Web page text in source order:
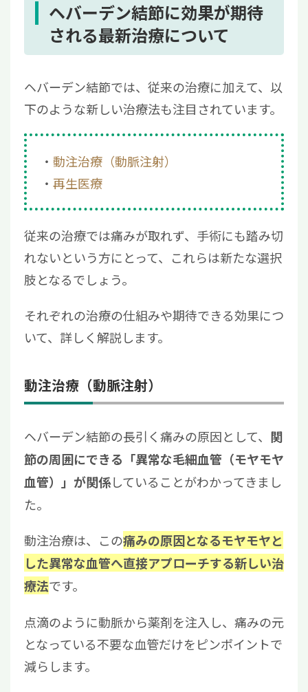
ヘバーデン結節に効果が期待
される最新治療について
ヘバーデン結節では、従来の治療に加えて、以
下のような新しい治療法も注目されています。
動注治療（動脈注射）
再生医療
従来の治療では痛みが取れず、手術にも踏み切
れないという方にとって、これらは新たな選択
肢となるでしょう。
それぞれの治療の仕組みや期待できる効果につ
いて、詳しく解説します。
動注治療（動脈注射）
ヘバーデン結節の長引く痛みの原因として、 関
節の周囲にできる「異常な毛細血管（モヤモヤ
血管）」が関係していることがわかってきまし
た。
動注治療は、この痛みの原因となるモヤモヤと
した異常な血管へ直接アプローチする新しい治
療法です。
点滴のように動脈から薬剤を注入し、痛みの元
となっている不要な血管だけをピンポイントで
減らします。